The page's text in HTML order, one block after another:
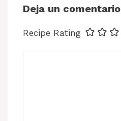
Deja un comentario
Recipe Rating